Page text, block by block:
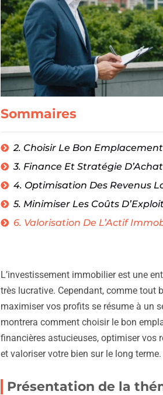
Sommaires
2. Choisir Le Bon Emplacement
3. Finance Et Stratégie D’Achat
4. Optimisation Des Revenus
5. Minimiser Les Coûts
6. Valorisation De L’Actif
L’investissement immobilier est une
très lucrative. Cependant, comme tout
maximiser vos profits se résume à un
montrera comment choisir le bon
financières astucieuses, optimiser vos
et valoriser votre bien sur le long terme.
Présentation de la